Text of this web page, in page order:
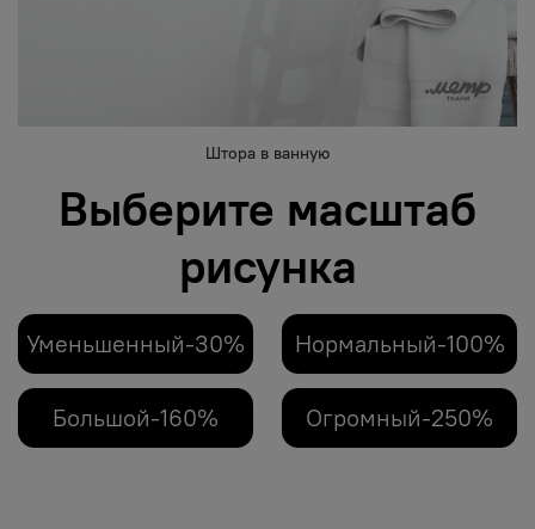
Штора в ванную
Выберите масштаб
рисунка
Уменьшенный-30% Нормальный-100%
Большой-160% Огромный-250%